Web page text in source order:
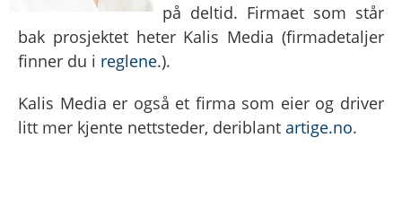
på deltid. Firmaet som står
bak prosjektet heter Kalis Media (firmadetaljer
finner du i reglene.).
Kalis Media er også et firma som eier og driver
litt mer kjente nettsteder, deriblant artige.no.